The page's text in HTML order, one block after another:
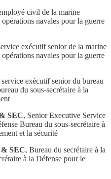
civil de la marine
navales pour la guerre
exécutif senior de la marine
navales pour la guerre
service exécutif senior du bureau
du sous-secrétaire à la
SEC, Senior Executive Service
Bureau du sous-secrétaire à
et la sécurité
SEC, Bureau du secrétaire à la
à la Défense pour le